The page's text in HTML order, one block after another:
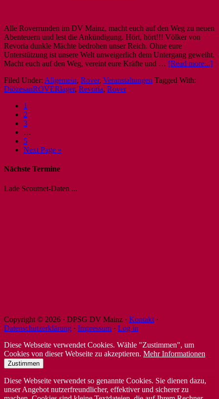
Alle Roverrunden im DV Mainz, macht euch auf den Weg zu neuen
Abenteuern und lest die Ankündigung. Hört, hört!!! Völker von
Revoria dunkle Mächte bedrohen unser Reich. Ohne eure
Unterstützung ist unsere Welt unweigerlich dem Untergang geweiht.
Macht euch auf den Weg, vereint eure Kräfte und … [Read more...]
Filed Under: Allgemein, Rover, Veranstaltungen Tagged With:
DiözesanROVERlager, Revoria, Rover
1
2
3
…
5
Next Page »
Nächste Termine
Lade Scoutnet-Daten ...
Copyright © 2026 · DPSG DV Mainz · Kontakt ·
Datenschutzerklärung · Impressum · Log in
Diese Webseite verwendet Cookies. Wähle "Zustimmen", um
Cookies von dieser Webseite zu akzeptieren. Mehr Informationen
Zustimmen
Diese Webseite verwendet so genannte Cookies. Sie dienen dazu,
unser Angebot nutzerfreundlicher, effektiver und sicherer zu